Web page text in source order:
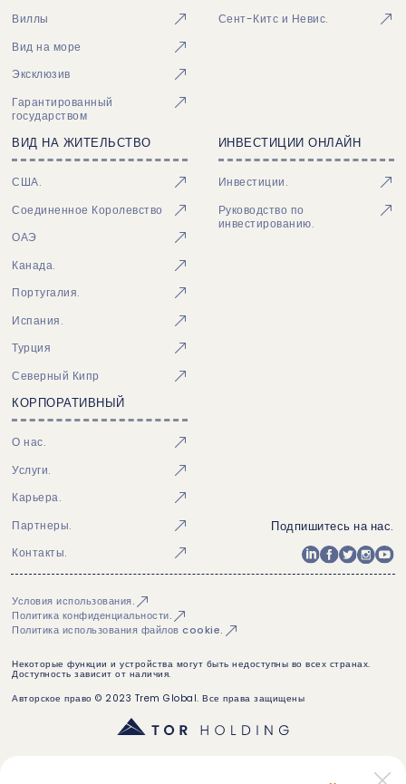
Виллы
Вид на море
Эксклюзив
Гарантированный
государством
Сент-Китс и Невис.
ВИД НА ЖИТЕЛЬСТВО
США.
Соединенное Королевство
ОАЭ
Канада.
Португалия.
Испания.
Турция
Северный Кипр
ИНВЕСТИЦИИ ОНЛАЙН
Инвестиции.
Руководство по
инвестированию.
КОРПОРАТИВНЫЙ
О нас.
Услуги.
Карьера.
Партнеры.
Контакты.
Подпишитесь на нас.
Условия использования.
Политика конфиденциальности.
Политика использования файлов cookie.
Некоторые функции и устройства могут быть недоступны во всех странах.
Доступность зависит от наличия.
Авторское право © 2023 Trem Global. Все права защищены